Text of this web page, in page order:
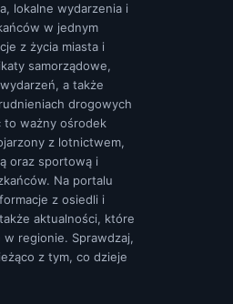
lokalne wydarzenia i
w jednym
z życia miasta i
samorządowe,
a także
drogowych
to ważny ośrodek
z lotnictwem,
oraz sportową i
Na portalu
z osiedli i
aktualności, które
w regionie. Sprawdzaj,
z tym, co dzieje